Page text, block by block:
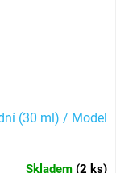
(30 ml) / Model
Skladem (2 ks)